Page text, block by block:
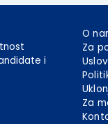
i
O
Za
Za